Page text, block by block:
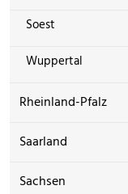
Soest
Wuppertal
Rheinland-Pfalz
Saarland
Sachsen